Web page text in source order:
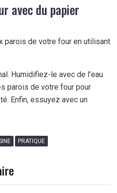
avec du papier
parois de votre four en utilisant
Humidifiez-le avec de l’eau
parois de votre four pour
Enfin, essuyez avec un
PRATIQUE